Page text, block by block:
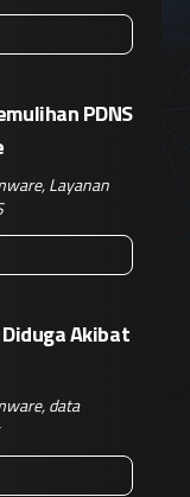
PDNS
,Layanan
Akibat
,data